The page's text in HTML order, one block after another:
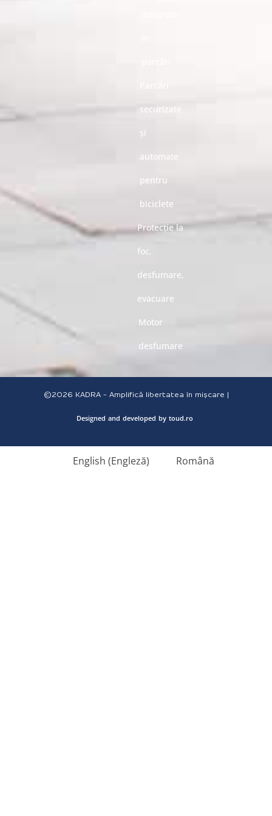
securizate
și
automate
pentru
biciclete
Protecție la
foc,
desfumare,
evacuare
Motor
desfumare
©2026 KADRA - Amplifică libertatea în mișcare |
Designed and developed by toud.ro
English (Engleză) Română